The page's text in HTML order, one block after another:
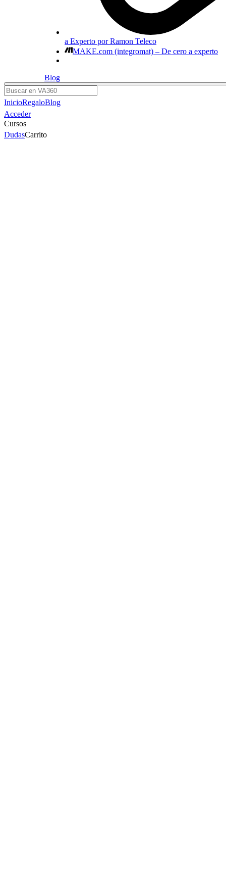
a Experto por Ramon Teleco
MAKE.com (integromat) – De cero a experto
Blog
Buscar
InicioRegaloBlog
Acceder
Cursos
DudasCarrito